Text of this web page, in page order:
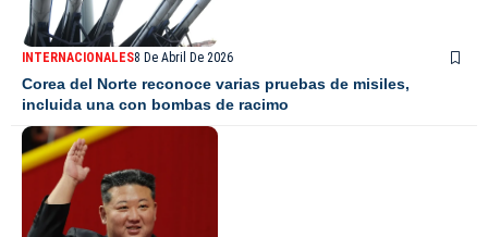
INTERNACIONALES8 De Abril De 2026
Corea del Norte reconoce varias pruebas de misiles,
incluida una con bombas de racimo